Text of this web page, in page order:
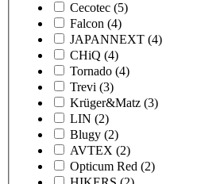
Cecotec (5)
Falcon (4)
JAPANNEXT (4)
CHiQ (4)
Tornado (4)
Trevi (3)
Krüger&Matz (3)
LIN (2)
Blugy (2)
AVTEX (2)
Opticum Red (2)